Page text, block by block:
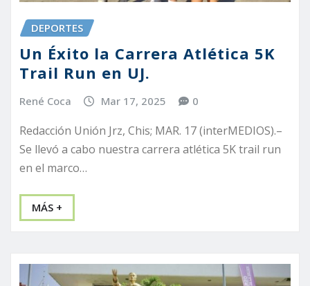
DEPORTES
Un Éxito la Carrera Atlética 5K
Trail Run en UJ.
René Coca Mar 17, 2025 0
Redacción Unión Jrz, Chis; MAR. 17 (interMEDIOS).–
Se llevó a cabo nuestra carrera atlética 5K trail run
en el marco…
MÁS +